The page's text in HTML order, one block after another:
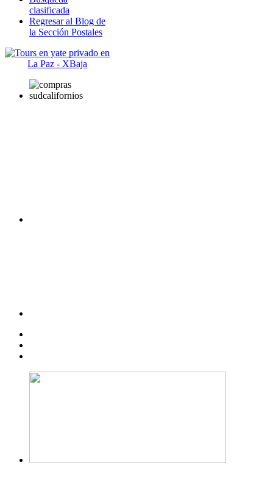
clasificada
Regresar al Blog de
la Sección Postales